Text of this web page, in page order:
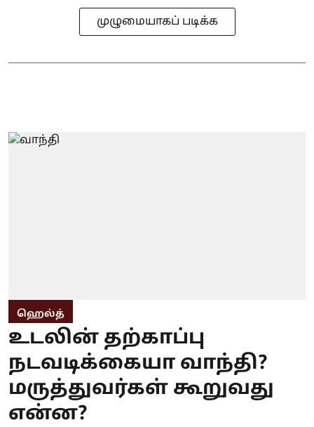
முழுமையாகப் படிக்க
ஹெல்த்
உடலின் தற்காப்பு
நடவடிக்கையா வாந்தி?
மருத்துவர்கள் கூறுவது
என்ன?